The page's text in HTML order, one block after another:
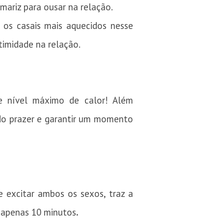
para ousar na relação.
casais mais aquecidos nesse
na relação.
nível máximo de calor! Além
prazer e garantir um momento
ambos os sexos, traz a
10 minutos.